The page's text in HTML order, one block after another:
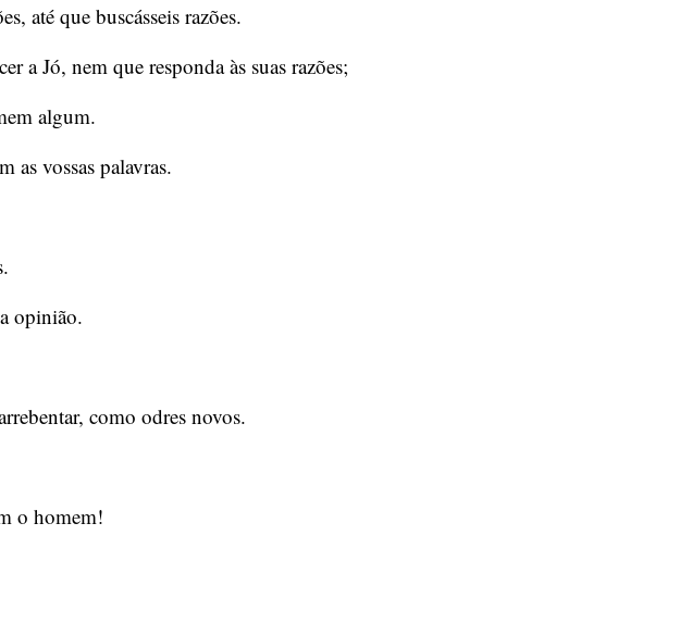
até que buscásseis razões.
a Jó, nem que responda às suas razões;
algum.
as vossas palavras.
opinião.
como odres novos.
o homem!